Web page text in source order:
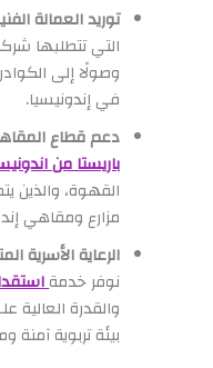
توريد العمالة
التي تتطلبها
وصولًا إلى
في إندونيسيا.
دعم قطاع
باريستا من
القهوة، والذين
مزارع ومقاهي
الرعاية الأسرية
نوفر خدمة
والقدرة
بيئة تربوية آمنة